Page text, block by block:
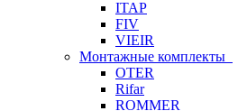
ITAP
FIV
VIEIR
Монтажные комплекты
OTER
Rifar
ROMMER